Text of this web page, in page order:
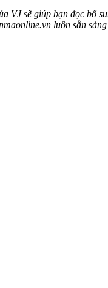
VJ sẽ giúp bạn đọc bổ
luôn sẵn